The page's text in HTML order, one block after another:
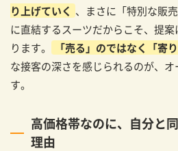
り上げていく 、まさに「特別な販
に直結するスーツだからこそ、提
ります。
「売る」のではなく「寄
な接客の深さを感じられるのが、
す。
高価格帯なのに、自分と
理由